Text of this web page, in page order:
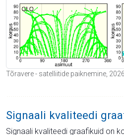
Tõravere - satelliitide paiknemine,
Signaali kvaliteedi
Signaali kvaliteedi graafikuid on